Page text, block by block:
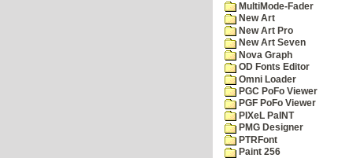
MultiMode-Fader
New Art
New Art Pro
New Art Seven
Nova Graph
OD Fonts Editor
Omni Loader
PGC PoFo Viewer
PGF PoFo Viewer
PIXeL PaINT
PMG Designer
PTRFont
Paint 256